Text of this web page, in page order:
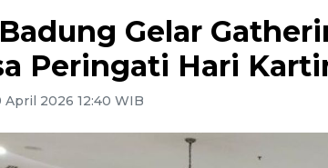
Gelar
Peringati Hari
April 2026 12:40 WIB